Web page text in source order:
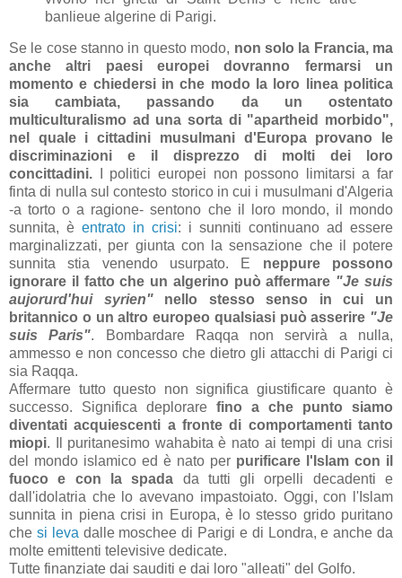
banlieue algerine di Parigi.
Se le cose stanno in questo modo, non solo la Francia, ma
anche altri paesi europei dovranno fermarsi un
momento e chiedersi in che modo la loro linea politica
sia cambiata, passando da un ostentato
multiculturalismo ad una sorta di "apartheid morbido",
nel quale i cittadini musulmani d'Europa provano le
discriminazioni e il disprezzo di molti dei loro
concittadini. I politici europei non possono limitarsi a far
finta di nulla sul contesto storico in cui i musulmani d'Algeria
-a torto o a ragione- sentono che il loro mondo, il mondo
sunnita, è entrato in crisi: i sunniti continuano ad essere
marginalizzati, per giunta con la sensazione che il potere
sunnita stia venendo usurpato. E neppure possono
ignorare il fatto che un algerino può affermare "Je suis
aujorurd'hui syrien"nello stesso senso in cui un
britannico o un altro europeo qualsiasi può asserire "Je
suis Paris". Bombardare Raqqa non servirà a nulla,
ammesso e non concesso che dietro gli attacchi di Parigi ci
sia Raqqa.
Affermare tutto questo non significa giustificare quanto è
successo. Significa deplorare fino a che punto siamo
diventati acquiescenti a fronte di comportamenti tanto
miopi. Il puritanesimo wahabita è nato ai tempi di una crisi
del mondo islamico ed è nato per purificare l'Islam con il
fuoco e con la spada da tutti gli orpelli decadenti e
dall'idolatria che lo avevano impastoiato. Oggi, con l'Islam
sunnita in piena crisi in Europa, è lo stesso grido puritano
che si levadalle moschee di Parigi e di Londra, e anche da
molte emittenti televisive dedicate.
Tutte finanziate dai sauditi e dai loro "alleati" del Golfo.